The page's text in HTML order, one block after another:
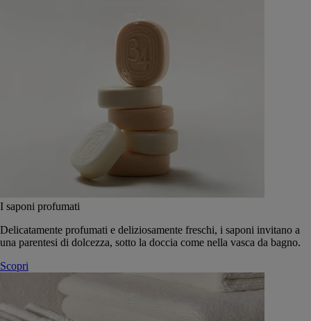
I saponi profumati
Delicatamente profumati e deliziosamente freschi, i saponi invitano a
una parentesi di dolcezza, sotto la doccia come nella vasca da bagno.
Scopri